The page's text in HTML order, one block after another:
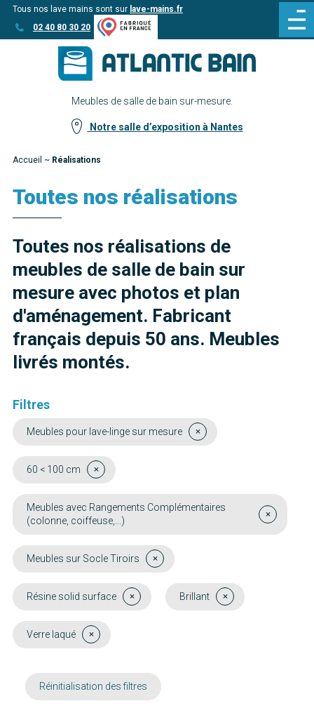
Aller
au
Aller au
contenu
Tous nos lave mains sont sur lave-mains.fr
02 40 80 30 20
Meubles de salle de bain sur-mesure.
Notre salle d’exposition à Nantes
Accueil ~ Réalisations
Toutes nos réalisations
Toutes nos réalisations de
meubles de salle de bain sur
mesure avec photos et plan
d'aménagement. Fabricant
français depuis 50 ans. Meubles
livrés montés.
Filtres
Meubles pour lave-linge sur mesure
60 < 100 cm
Meubles avec Rangements Complémentaires
(colonne, coiffeuse,...)
Meubles sur Socle Tiroirs
Résine solid surface Brillant
Verre laqué
Réinitialisation des filtres